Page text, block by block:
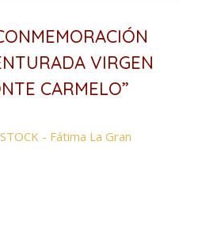
VIRGEN
CARMELO”
- Fátima La Gran